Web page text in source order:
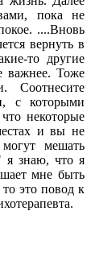
пока не
....Вновь
вернуть в
то другие
важнее. Тоже
Соотнесите
с которыми
некоторые
и вы не
мешать
я знаю, что я
мне быть
это повод к